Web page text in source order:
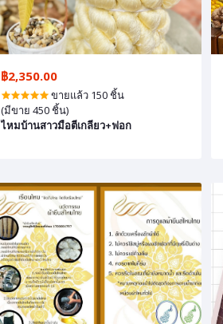
฿2,350.00
ขายแล้ว 150 ชิ้น
(มีขาย 450 ชิ้น)
ไหมบ้านสาวมือตีเกลียว+ฟอก